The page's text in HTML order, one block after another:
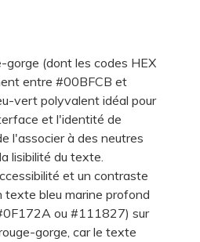
(dont les codes HEX
entre #00BFCB et
vert polyvalent idéal pour
et l'identité de
l'associer à des neutres
lisibilité du texte.
et un contraste
texte bleu marine profond
ou #111827) sur
gorge, car le texte